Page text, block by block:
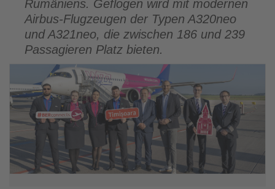
Rumäniens. Geflogen wird mit modernen
Airbus-Flugzeugen der Typen A320neo
und A321neo, die zwischen 186 und 239
Passagieren Platz bieten.